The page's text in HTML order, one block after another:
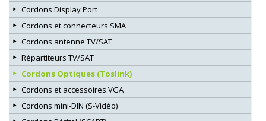
Cordons Display Port
Cordons et connecteurs SMA
Cordons antenne TV/SAT
Répartiteurs TV/SAT
Cordons Optiques (Toslink)
Cordons et accessoires VGA
Cordons mini-DIN (S-Vidéo)